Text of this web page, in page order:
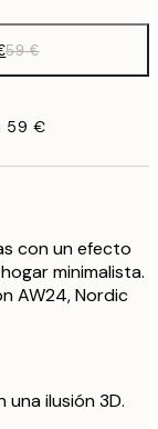
59 €
59 €
con un efecto
minimalista.
AW24, Nordic
ilusión 3D.